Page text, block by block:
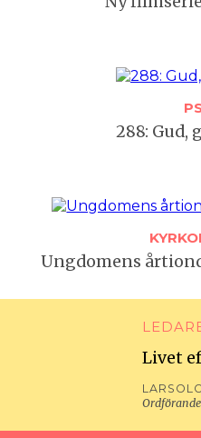
288: Gud,
Ungdomens
Livet
Ordförande